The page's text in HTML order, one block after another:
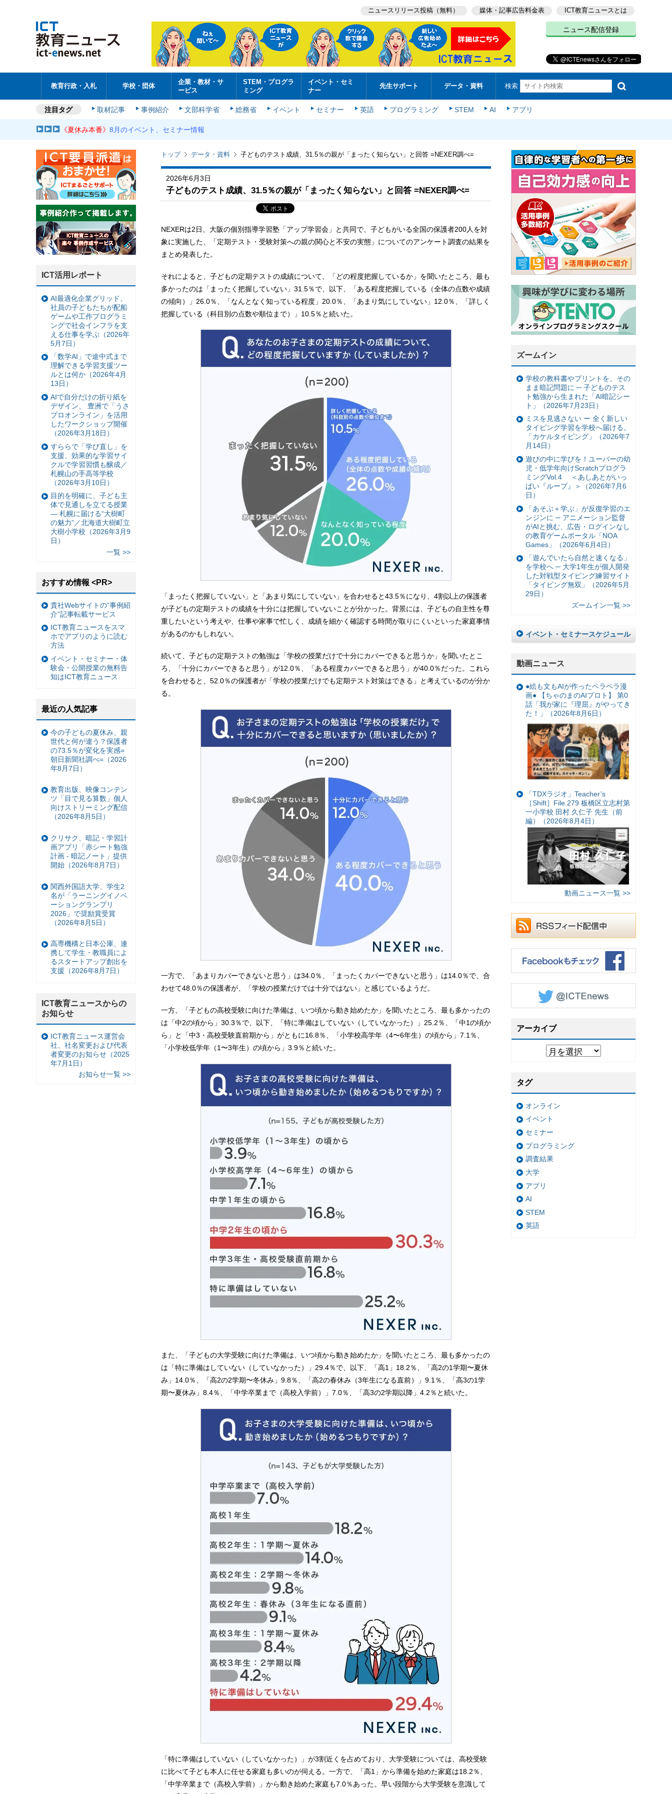
ニュースリリース投稿（無料） 媒体・記事広告料金表 ICT教育ニュースとは
ニュース配信登録
教育行政・入札 学校・団体
企業・教材・サ
ービス
STEM・プログラ
ミング
イベント・セミ
ナー
先生サポート データ・資料 検索
注目タグ 取材記事 事例紹介 文部科学省 総務省 イベント セミナー 英語 プログラミング STEM AI アプリ
《夏休み本番》8月のイベント、セミナー情報
トップ データ・資料 子どものテスト成績、31.5％の親が「まったく知らない」と回答 =NEXER調べ=
2026年6月3日
子どものテスト成績、31.5％の親が「まったく知らない」と回答 =NEXER調べ=
NEXERは2日、大阪の個別指導学習塾「アップ学習会」と共同で、子どもがいる全国の保護者200人を対
象に実施した、「定期テスト・受験対策への親の関心と不安の実態」についてのアンケート調査の結果を
まとめ発表した。
それによると、子どもの定期テストの成績について、「どの程度把握しているか」を聞いたところ、最も
多かったのは「まったく把握していない」31.5％で、以下、「ある程度把握している（全体の点数や成績
の傾向）」26.0％、「なんとなく知っている程度」20.0％、「あまり気にしていない」12.0％、「詳しく
把握している（科目別の点数や順位まで）」10.5％と続いた。
「まったく把握していない」と「あまり気にしていない」を合わせると43.5％になり、4割以上の保護者
が子どもの定期テストの成績を十分には把握していないことが分かった。背景には、子どもの自主性を尊
重したいという考えや、仕事や家事で忙しく、成績を細かく確認する時間が取りにくいといった家庭事情
があるのかもしれない。
続いて、子どもの定期テストの勉強は「学校の授業だけで十分にカバーできると思うか」を聞いたとこ
ろ、「十分にカバーできると思う」が12.0％、「ある程度カバーできると思う」が40.0％だった。これら
を合わせると、52.0％の保護者が「学校の授業だけでも定期テスト対策はできる」と考えているのが分か
る。
一方で、「あまりカバーできないと思う」は34.0％、「まったくカバーできないと思う」は14.0％で、合
わせて48.0％の保護者が、「学校の授業だけでは十分ではない」と感じているようだ。
一方、「子どもの高校受験に向けた準備は、いつ頃から動き始めたか」を聞いたところ、最も多かったの
は「中2の頃から」30.3％で、以下、「特に準備はしていない（していなかった）」25.2％、「中1の頃か
ら」と「中3・高校受験直前期から」がともに16.8％、「小学校高学年（4〜6年生）の頃から」7.1％、
「小学校低学年（1〜3年生）の頃から」3.9％と続いた。
また、「子どもの大学受験に向けた準備は、いつ頃から動き始めたか」を聞いたところ、最も多かったの
は「特に準備はしていない（していなかった）」29.4％で、以下、「高1」18.2％、「高2の1学期〜夏休
み」14.0％、「高2の2学期〜冬休み」9.8％、「高2の春休み（3年生になる直前）」9.1％、「高3の1学
期〜夏休み」8.4％、「中学卒業まで（高校入学前）」7.0％、「高3の2学期以降」4.2％と続いた。
「特に準備はしていない（していなかった）」が3割近くを占めており、大学受験については、高校受験
に比べて子ども本人に任せる家庭も多いのが伺える。一方で、「高1」から準備を始めた家庭は18.2％、
「中学卒業まで（高校入学前）」から動き始めた家庭も7.0％あった。早い段階から大学受験を意識して
ズームイン
学校の教科書やプリントを、その
まま暗記問題に ─ 子どものテス
ト勉強から生まれた「AI暗記シー
ト」（2026年7月23日）
ミスを見逃さない ー 全く新しい
タイピング学習を学校へ届ける。
「カケルタイピング」（2026年7
月14日）
遊びの中に学びを！ユーバーの幼
児・低学年向けScratchプログラ
ミングVol.4 ＜あしあとがいっ
ぱい『ループ』＞（2026年7月6
日）
「あそぶ＋学ぶ」が反復学習のエ
ンジンに ─ アニメーション監督
がAIと挑む、広告・ログインなし
の教育ゲームポータル「NOA
Games」（2026年6月4日）
「遊んでいたら自然と速くなる」
を学校へ ─ 大学1年生が個人開発
した対戦型タイピング練習サイト
「タイピング無双」（2026年5月
29日）
ズームイン一覧 >>
イベント・セミナースケジュール
動画ニュース
●絵も文もAIが作ったペラペラ漫
画● 【ちゃのまのAIプロト】 第0
話「我が家に『理屈』がやってき
た！」（2026年8月6日）
「TDXラジオ」Teacher’s
［Shift］File.279 板橋区立志村第
一小学校 田村 久仁子 先生（前
編）（2026年8月4日）
動画ニュース一覧 >>
アーカイブ
タグ
オンライン
イベント
セミナー
プログラミング
調査結果
大学
アプリ
AI
STEM
英語
ICT活用レポート
AI最適化企業グリッド、
社員の子どもたちが配船
ゲームや工作プログラミ
ングで社会インフラを支
える仕事を学ぶ（2026年
5月7日）
「数学AI」で途中式まで
理解できる学習支援ツー
ルとは何か（2026年4月
13日）
AIで自分だけの折り紙を
デザイン、 豊洲で「うさ
プロオンライン」を活用
したワークショップ開催
（2026年3月18日）
すららで「学び直し」を
支援、効果的な学習サイ
クルで学習習慣も醸成／
札幌山の手高等学校
（2026年3月10日）
目的を明確に、子ども主
体で見通しを立てる授業
— 札幌に届ける“大樹町
の魅力”／北海道大樹町立
大樹小学校（2026年3月9
日）
一覧 >>
おすすめ情報 <PR>
貴社Webサイトの“事例紹
介”記事転載サービス
ICT教育ニュースをスマ
ホでアプリのように読む
方法
イベント・セミナー・体
験会・公開授業の無料告
知はICT教育ニュース
最近の人気記事
今の子どもの夏休み、親
世代と何が違う？保護者
の73.5％が変化を実感=
朝日新聞社調べ=（2026
年8月7日）
教育出版、映像コンテン
ツ「目で見る算数」個人
向けストリーミング配信
（2026年8月5日）
クリサク、暗記・学習計
画アプリ「赤シート勉強
計画 - 暗記ノート」提供
開始（2026年8月7日）
関西外国語大学、学生2
名が「ラーニングイノベ
ーショングランプリ
2026」で奨励賞受賞
（2026年8月5日）
高専機構と日本公庫、連
携して学生・教職員によ
るスタートアップ創出を
支援（2026年8月7日）
ICT教育ニュースからの
お知らせ
ICT教育ニュース運営会
社、社名変更および代表
者変更のお知らせ（2025
年7月1日）
お知らせ一覧 >>